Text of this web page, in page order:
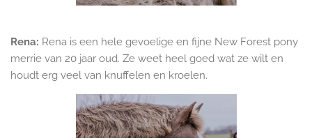
Rena: Rena is een hele gevoelige en fijne New Forest pony
merrie van 20 jaar oud. Ze weet heel goed wat ze wilt en
houdt erg veel van knuffelen en kroelen.